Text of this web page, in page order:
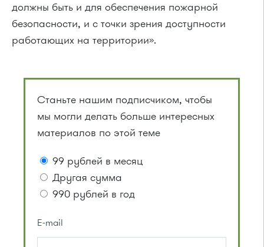
должны быть и для обеспечения пожарной
безопасности, и с точки зрения доступности
работающих на территории».
Станьте нашим подписчиком, чтобы
мы могли делать больше интересных
материалов по этой теме
99 рублей в месяц
Другая сумма
990 рублей в год
E-mail